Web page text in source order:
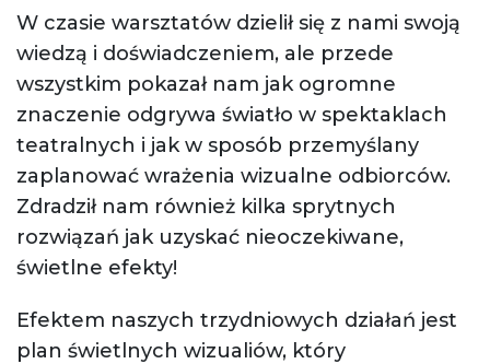
W czasie warsztatów dzielił się z nami swoją
wiedzą i doświadczeniem, ale przede
wszystkim pokazał nam jak ogromne
znaczenie odgrywa światło w spektaklach
teatralnych i jak w sposób przemyślany
zaplanować wrażenia wizualne odbiorców.
Zdradził nam również kilka sprytnych
rozwiązań jak uzyskać nieoczekiwane,
świetlne efekty!
Efektem naszych trzydniowych działań jest
plan świetlnych wizualiów, który